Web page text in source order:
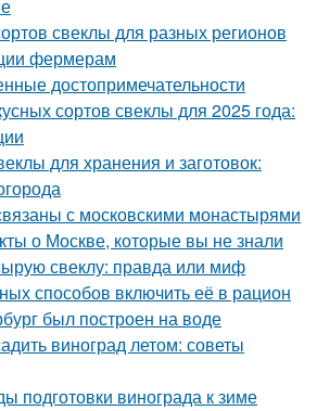
свеклы для разных регионов
фермерам
достопримечательности
сортов свеклы для 2025 года:
для хранения и заготовок:
с московскими монастырями
о Москве, которые вы не знали
свеклу: правда или миф
способов включить её в рацион
был построен на воде
виноград летом: советы
подготовки винограда к зиме